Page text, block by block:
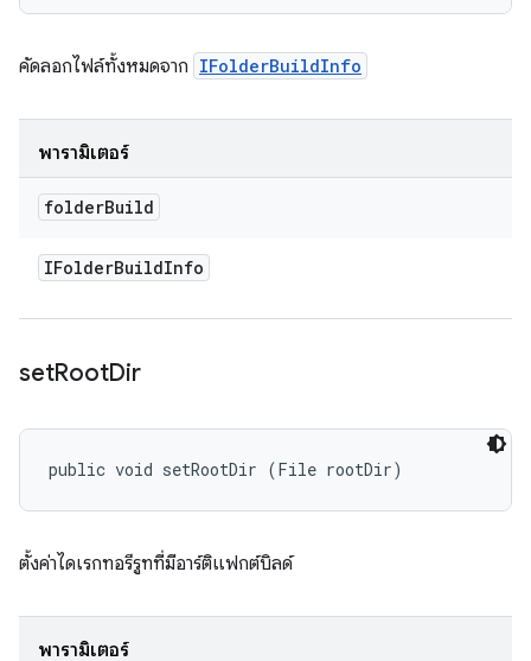
คัดลอกไฟล์ทั้งหมดจาก IFolderBuildInfo
พารามิเตอร์
folderBuild
IFolderBuildInfo
setRootDir
public void setRootDir (File rootDir)
ตั้งค่าไดเรกทอรีรูทที่มีอาร์ติแฟกต์บิลด์
พารามิเตอร์